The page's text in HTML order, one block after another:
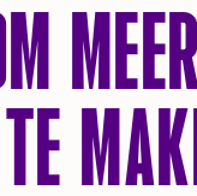
MEER